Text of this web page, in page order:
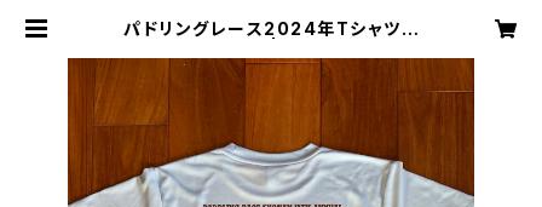
パドリングレース2024年Tシャツラ